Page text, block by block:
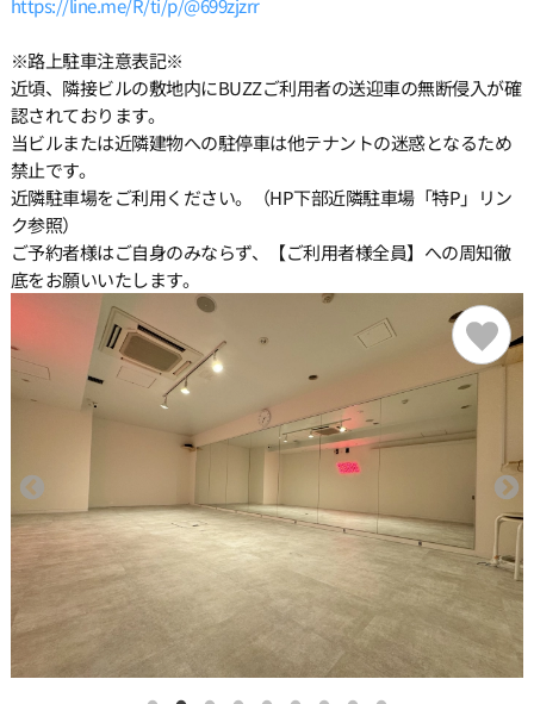
https://line.me/R/ti/p/@699zjzrr
※路上駐車注意表記※
近頃、隣接ビルの敷地内にBUZZご利用者の送迎車の無断侵入が確
認されております。
当ビルまたは近隣建物への駐停車は他テナントの迷惑となるため
禁止です。
近隣駐車場をご利用ください。（HP下部近隣駐車場「特P」リン
ク参照）
ご予約者様はご自身のみならず、【ご利用者様全員】への周知徹
底をお願いいたします。